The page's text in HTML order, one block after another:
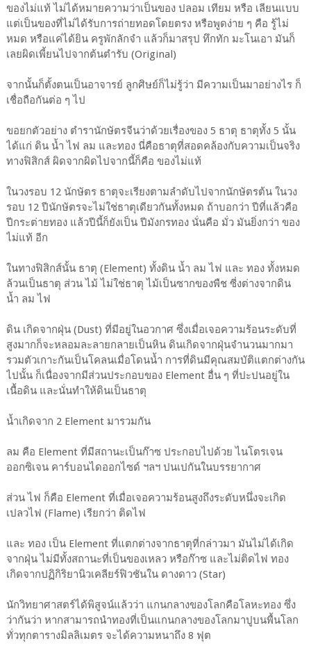
ของไม่แท้ ไม่ได้หมายความว่าเป็นของ ปลอม เทียม หรือ เลียนแบบ
แต่เป็นของที่ไม่ได้รับการถ่ายทอดโดยตรง หรือพูดง่าย ๆ คือ รู้ไม่
หมด หรือแค่ได้ยิน ครูพักลักจำ แล้วก็มาสรุป ทึกทัก มะโนเอา มันก็
เลยผิดเพี้ยนไปจากต้นตำรับ (Original)
จากนั้นก็ตั้งตนเป็นอาจารย์ ลูกศิษย์ก็ไม่รู้ว่า มีความเป็นมาอย่างไร ก็
เชื่อถือกันต่อ ๆ ไป
ขอยกตัวอย่าง ตำรานักษัตรจีนว่าด้วยเรื่องของ 5 ธาตุ ธาตุทั้ง 5 นั้น
ได้แก่ ดิน น้ำ ไฟ ลม และทอง นี่คือธาตุที่สอดคล้องกับความเป็นจริง
ทางฟิสิกส์ ผิดจากผิดไปจากนี้ก็คือ ของไม่แท้
ในวงรอบ 12 นักษัตร ธาตุจะเรียงตามลำดับไปจากนักษัตรต้น ในวง
รอบ 12 ปีนักษัตรจะไม่ใช่ธาตุเดียวกันทั้งหมด ถ้าบอกว่า ปีที่แล้วคือ
ปีกระต่ายทอง แล้วปีนี้ก็ยังเป็น ปีมังกรทอง นั่นคือ มั่ว มันยิ่งกว่า ของ
ไม่แท้ อีก
ในทางฟิสิกส์นั้น ธาตุ (Element) ทั้งดิน น้ำ ลม ไฟ และ ทอง ทั้งหมด
ล้วนเป็นธาตุ ส่วน ไม้ ไม่ใช่ธาตุ ไม้เป็นซากของพืช ซี่งต่างจากดิน
น้ำ ลม ไฟ
ดิน เกิดจากฝุ่น (Dust) ที่มีอยู่ในอวกาศ ซึ่งเมื่อเจอความร้อนระดับที่
สูงมากก็จะหลอมละลายกลายเป็นหิน ดินเกิดจากฝุ่นจำนวนมากมา
รวมตัวเกาะกันเป็นโคลนเมื่อโดนน้ำ การที่ดินมีคุณสมบัติแตกต่างกัน
ไปนั้น ก็เนื่องจากมีส่วนประกอบของ Element อื่น ๆ ที่ปะปนอยู่ใน
เนื้อดิน และนั่นทำให้ดินเป็นธาตุ
น้ำเกิดจาก 2 Element มารวมกัน
ลม คือ Element ที่มีสถานะเป็นก๊าซ ประกอบไปด้วย ไนโตรเจน
ออกซิเจน คาร์บอนไดออกไซด์ ฯลฯ ปนเปกันในบรรยากาศ
ส่วน ไฟ ก็คือ Element ที่เมื่อเจอความร้อนสูงถึงระดับหนึ่งจะเกิด
เปลวไฟ (Flame) เรียกว่า ติดไฟ
และ ทอง เป็น Element ที่แตกต่างจากธาตุที่กล่าวมา มันไม่ได้เกิด
จากฝุ่น ไม่มีทั้งสถานะที่เป็นของเหลว หรือก๊าซ และไม่ติดไฟ ทอง
เกิดจากปฏิกิริยานิวเคลียร์ฟิวชันใน ดางดาว (Star)
นักวิทยาศาสตร์ได้พิสูจน์แล้วว่า แกนกลางของโลกคือโลหะทอง ซึ่ง
ว่ากันว่า หากสามารถนำทองที่เป็นแกนกลางของโลกมาปูบนพื้นโลก
ทั่วทุกตารางมิลลิเมตร จะได้ความหนาถึง 8 ฟุต